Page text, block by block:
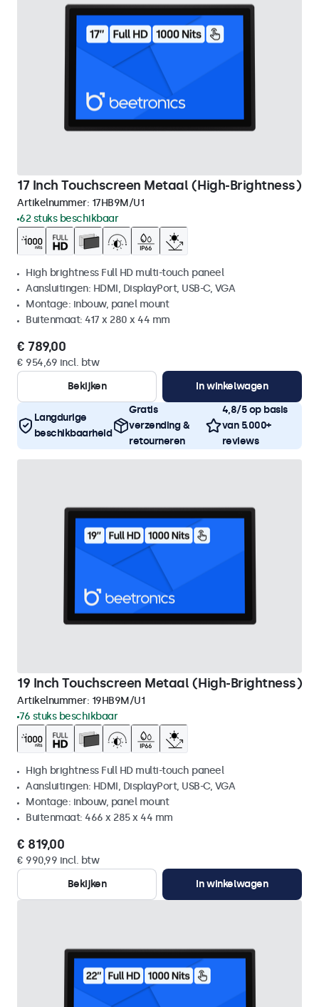
17 Inch Touchscreen Metaal (High-Brightness)
Artikelnummer: 17HB9M/U1
62 stuks beschikbaar
High brightness Full HD multi-touch paneel
Aansluitingen: HDMI, DisplayPort, USB-C, VGA
Montage: inbouw, panel mount
Buitenmaat: 417 x 280 x 44 mm
€ 789,00
€ 954,69 incl. btw
Bekijken
In winkelwagen
Langdurige
beschikbaarheid
Gratis
verzending &
retourneren
4,8/5 op basis
van 5.000+
reviews
19 Inch Touchscreen Metaal (High-Brightness)
Artikelnummer: 19HB9M/U1
76 stuks beschikbaar
High brightness Full HD multi-touch paneel
Aansluitingen: HDMI, DisplayPort, USB-C, VGA
Montage: inbouw, panel mount
Buitenmaat: 466 x 285 x 44 mm
€ 819,00
€ 990,99 incl. btw
Bekijken
In winkelwagen